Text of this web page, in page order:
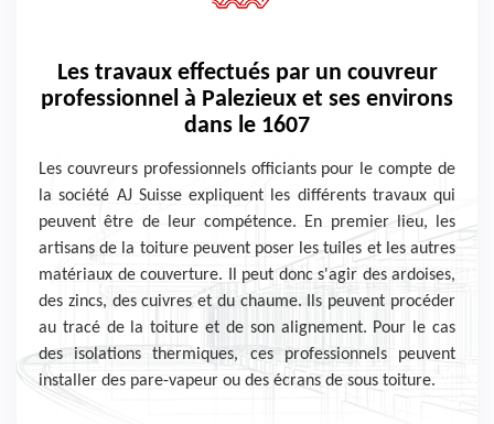
Les travaux effectués par un couvreur
professionnel à Palezieux et ses environs
dans le 1607
Les couvreurs professionnels officiants pour le compte de
la société AJ Suisse expliquent les différents travaux qui
peuvent être de leur compétence. En premier lieu, les
artisans de la toiture peuvent poser les tuiles et les autres
matériaux de couverture. Il peut donc s'agir des ardoises,
des zincs, des cuivres et du chaume. Ils peuvent procéder
au tracé de la toiture et de son alignement. Pour le cas
des isolations thermiques, ces professionnels peuvent
installer des pare-vapeur ou des écrans de sous toiture.